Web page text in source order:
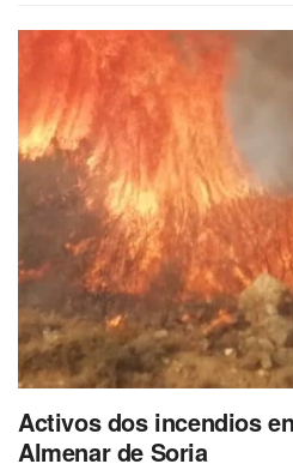
Activos dos incendios
Almenar de Soria